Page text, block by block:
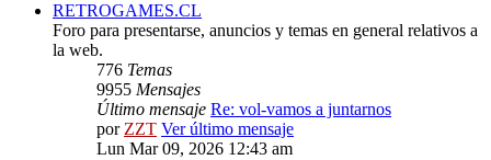
RETROGAMES.CL
Foro para presentarse, anuncios y temas en general relativos a
la web.
776 Temas
9955 Mensajes
Último mensaje Re: vol-vamos a juntarnos
porZZT Ver último mensaje
Lun Mar 09, 2026 12:43 am